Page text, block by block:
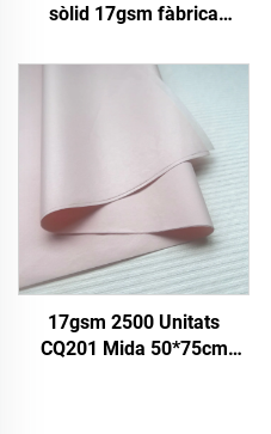
sòlid 17gsm fàbrica
empaquetadura paper
paper de seda per a
embolicar
17gsm 2500 Unitats
CQ201 Mida 50*75cm